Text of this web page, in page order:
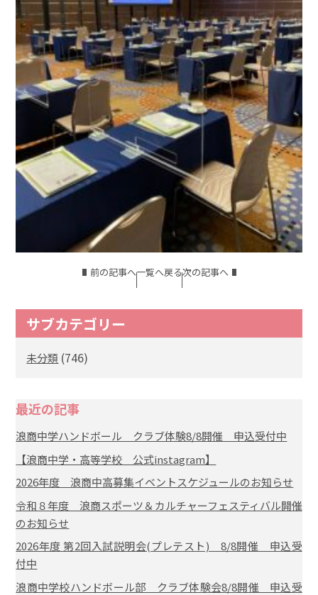
前の記事へ一覧へ戻る次の記事へ
サブカテゴリー
未分類 (746)
最近の記事
浪商中学ハンドボール クラブ体験8/8開催 申込受付中
【浪商中学・高等学校 公式instagram】
2026年度 浪商中高募集イベントスケジュールのお知らせ
令和８年度 浪商スポーツ＆カルチャーフェスティバル開催
のお知らせ
2026年度 第2回入試説明会(プレテスト) 8/8開催 申込受
付中
浪商中学校ハンドボール部 クラブ体験会8/8開催 申込受